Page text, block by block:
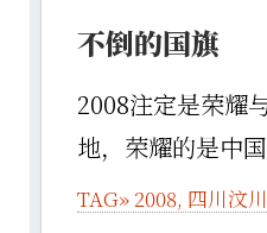
不倒的国旗
2008注定是荣耀
地，荣耀的是中国
TAG» 2008, 四川汶川